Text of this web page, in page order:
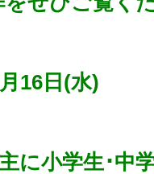
16日(水)
小学生･中学